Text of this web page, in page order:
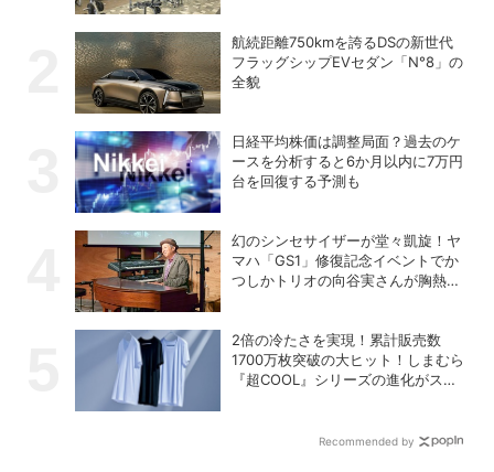
航続距離750kmを誇るDSの新世代
フラッグシップEVセダン「N°8」の
全貌
日経平均株価は調整局面？過去のケ
ースを分析すると6か月以内に7万円
台を回復する予測も
幻のシンセサイザーが堂々凱旋！ヤ
マハ「GS1」修復記念イベントでか
つしかトリオの向谷実さんが胸熱ト
2倍の冷たさを実現！累計販売数
1700万枚突破の大ヒット！しまむら
『超COOL』シリーズの進化がスゴ
Recommended by